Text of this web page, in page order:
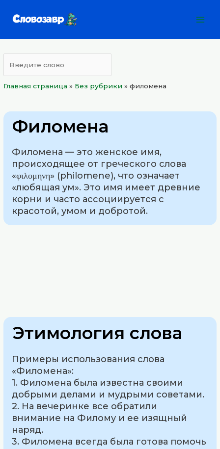
Главная страница » Без рубрики »филомена
Филомена
Филомена — это женское имя,
происходящее от греческого слова
«φιλομηνη» (philomene), что означает
«любящая ум». Это имя имеет древние
корни и часто ассоциируется с
красотой, умом и добротой.
Этимология слова
Примеры использования слова
«Филомена»:
1. Филомена была известна своими
добрыми делами и мудрыми советами.
2. На вечеринке все обратили
внимание на Филому и ее изящный
наряд.
3. Филомена всегда была готова помочь